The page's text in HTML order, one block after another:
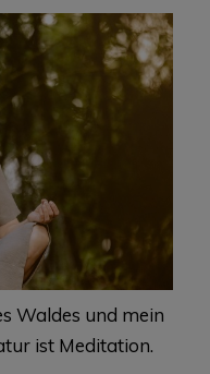
Waldes und mein
ist Meditation.